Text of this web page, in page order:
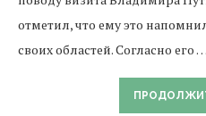
отметил, что ему это
своих областей. Согласно его …